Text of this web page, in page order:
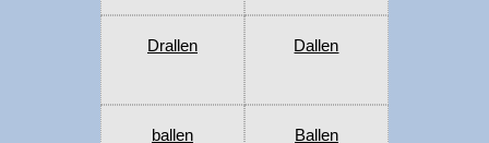
Drallen Dallen
ballen Ballen